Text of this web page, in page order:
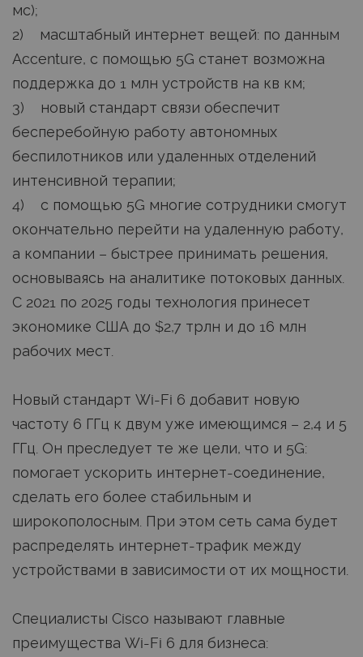
мс);
2) масштабный интернет вещей: по данным
Accenture, с помощью 5G станет возможна
поддержка до 1 млн устройств на кв км;
3) новый стандарт связи обеспечит
бесперебойную работу автономных
беспилотников или удаленных отделений
интенсивной терапии;
4) с помощью 5G многие сотрудники смогут
окончательно перейти на удаленную работу,
а компании – быстрее принимать решения,
основываясь на аналитике потоковых данных.
С 2021 по 2025 годы технология принесет
экономике США до $2,7 трлн и до 16 млн
рабочих мест.
Новый стандарт Wi-Fi 6 добавит новую
частоту 6 ГГц к двум уже имеющимся – 2,4 и 5
ГГц. Он преследует те же цели, что и 5G:
помогает ускорить интернет-соединение,
сделать его более стабильным и
широкополосным. При этом сеть сама будет
распределять интернет-трафик между
устройствами в зависимости от их мощности.
Специалисты Cisco называют главные
преимущества Wi-Fi 6 для бизнеса: